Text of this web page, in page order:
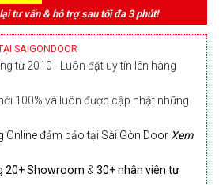
tư vấn & hỗ trợ sau tối đa 3 phút!
SAIGONDOOR
từ 2010 - Luôn đặt uy tín lên hàng
100% và luôn được cập nhật những
Online đảm bảo tại Sài Gòn Door Xem
20+ Showroom & 30+ nhân viên tư